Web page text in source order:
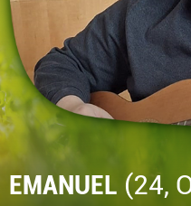
EMANUEL (24,